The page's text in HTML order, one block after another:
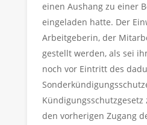
einen Aushang zu einer
eingeladen hatte. Der
Arbeitgeberin, der
gestellt werden, als sei
noch vor Eintritt des
Kündigungsschutzgesetz
den vorherigen Zugang